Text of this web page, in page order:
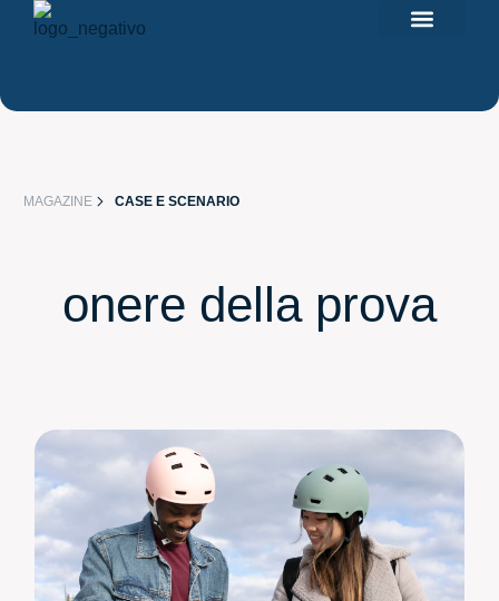
MAGAZINE CASE E SCENARIO
onere della prova